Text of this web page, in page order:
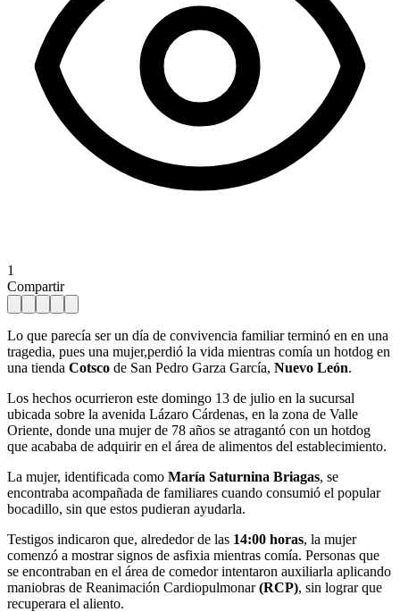
1
Compartir
Lo que parecía ser un día de convivencia familiar terminó en en una
tragedia, pues una mujer,perdió la vida mientras comía un hotdog en
una tienda Cotsco de San Pedro Garza García, Nuevo León.
Los hechos ocurrieron este domingo 13 de julio en la sucursal
ubicada sobre la avenida Lázaro Cárdenas, en la zona de Valle
Oriente, donde una mujer de 78 años se atragantó con un hotdog
que acababa de adquirir en el área de alimentos del establecimiento.
La mujer, identificada como María Saturnina Briagas, se
encontraba acompañada de familiares cuando consumió el popular
bocadillo, sin que estos pudieran ayudarla.
Testigos indicaron que, alrededor de las 14:00 horas, la mujer
comenzó a mostrar signos de asfixia mientras comía. Personas que
se encontraban en el área de comedor intentaron auxiliarla aplicando
maniobras de Reanimación Cardiopulmonar(RCP), sin lograr que
recuperara el aliento.